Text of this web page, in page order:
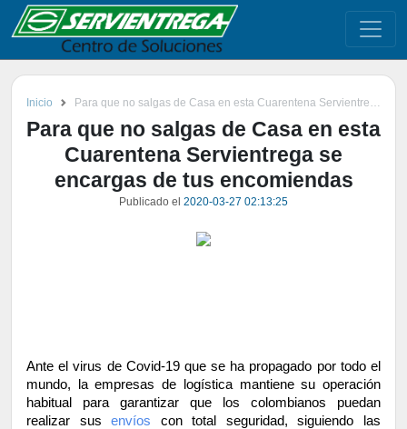
Inicio Para que no salgas de Casa en esta Cuarentena Servientrega se encargas de tus encomiendas
Para que no salgas de Casa en esta
Cuarentena Servientrega se
encargas de tus encomiendas
Publicado el 2020-03-27 02:13:25
Ante el virus de Covid-19 que se ha propagado por todo el
mundo, la empresas de logística mantiene su operación
habitual para garantizar que los colombianos puedan
realizar sus envíos
con total seguridad, siguiendo las